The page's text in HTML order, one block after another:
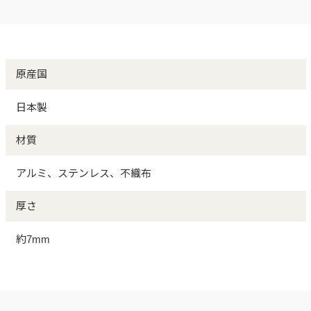
原産国
日本製
材質
アルミ、ステンレス、不織布
厚さ
約7mm